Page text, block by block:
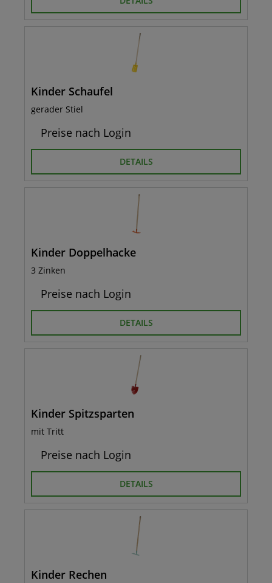
Kinder Schaufel
gerader Stiel
Preise nach Login
DETAILS
Kinder Doppelhacke
3 Zinken
Preise nach Login
DETAILS
Kinder Spitzsparten
mit Tritt
Preise nach Login
DETAILS
Kinder Rechen